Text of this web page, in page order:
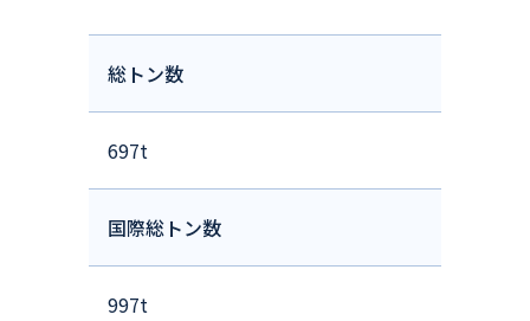
総トン数
697t
国際総トン数
997t